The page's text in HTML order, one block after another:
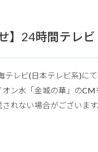
】24時間テレビ
レビ(日本テレビ系)にて
ン水「金城の華」のCM
れない場合がございます